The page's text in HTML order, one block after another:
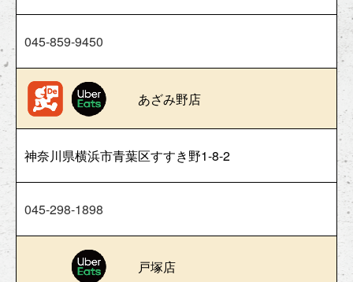
045-859-9450
あざみ野店
神奈川県横浜市青葉区すすき野1-8-2
045-298-1898
戸塚店